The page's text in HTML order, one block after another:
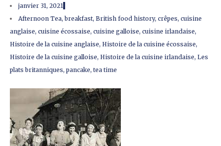
janvier 31, 2021
Afternoon Tea,breakfast, British food history, crêpes, cuisine
anglaise, cuisine écossaise, cuisine galloise, cuisine irlandaise,
Histoire de la cuisine anglaise, Histoire de la cuisine écossaise,
Histoire de la cuisine galloise, Histoire de la cuisine irlandaise, Les
plats britanniques, pancake, tea time